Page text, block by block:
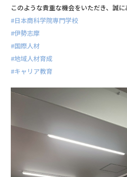
このような貴重な機会をいただき、誠に
#日本商科学院専門学校
#伊勢志摩
#国際人材
#地域人材育成
#キャリア教育